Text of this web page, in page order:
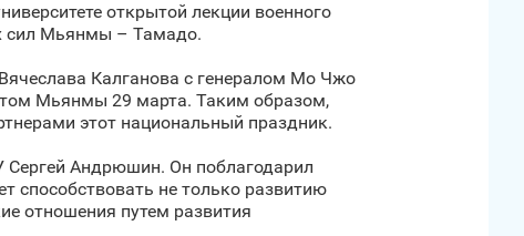
открытой лекции военного
сил Мьянмы – Тамадо.
Калганова с генералом Мо Чжо
Мьянмы 29 марта. Таким образом,
этот национальный праздник.
Сергей Андрюшин. Он поблагодарил
способствовать не только развитию
отношения путем развития